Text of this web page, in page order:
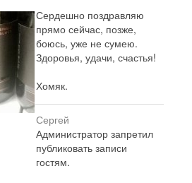
Сердешно поздравляю
прямо сейчас, позже,
боюсь, уже не сумею.
Здоровья, удачи, счастья!
Хомяк.
Сергей
Администратор запретил
публиковать записи
гостям.